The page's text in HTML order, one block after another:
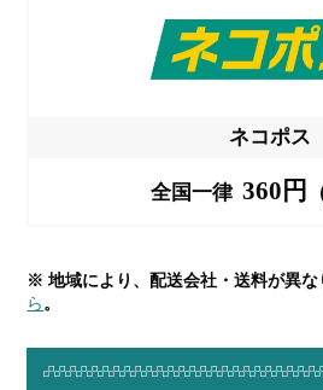
ネコポス
全国一律 360円
※ 地域により、配送会社・送料が異な
ら 。